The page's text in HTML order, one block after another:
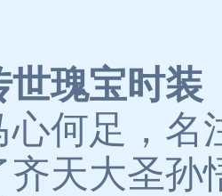
世瑰宝时
心何足，名
齐天大圣